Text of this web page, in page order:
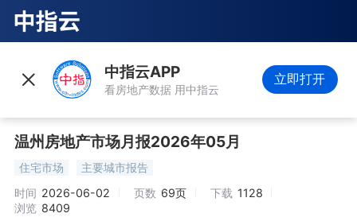
中指云APP
看房地产数据 用中指云
立即打开
温州房地产市场月报2026年05月
住宅市场
主要城市报告
时间 2026-06-02 页数 69页 下载 1128
浏览 8409